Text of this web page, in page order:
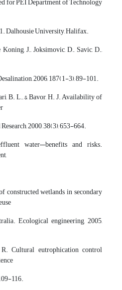
Dalhousie University, Halifax.
J., Joksimovic, D., Savic, D.,
2006, 187(1-3), 89-101.
B. L., & Bavor, H. J. Availability of
2000, 38(3), 653-664.
water—benefits and risks.
constructed wetlands in secondary
Ecological engineering, 2005,
Cultural eutrophication control
116.